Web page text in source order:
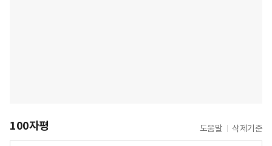
100자평 도움말 삭제기준